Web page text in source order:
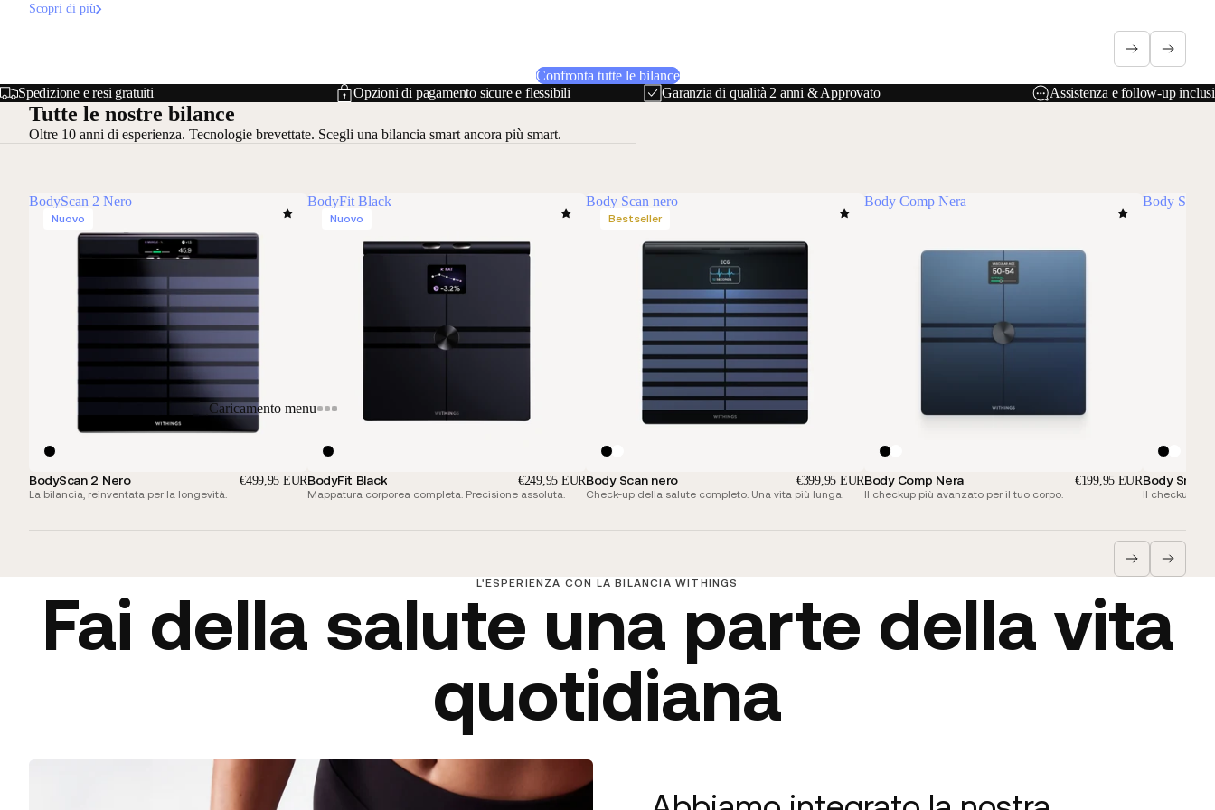
Caricamento menu
Scopri di più
Confronta tutte le bilance
Spedizione e resi gratuiti
Opzioni di pagamento sicure e flessibili Garanzia di qualità 2 anni & Approvato Assistenza e follow-up inclusi
Tutte le nostre bilance
Oltre 10 anni di esperienza. Tecnologie brevettate. Scegli una bilancia smart ancora più smart.
BodyScan 2 Nero
Nuovo
BodyScan 2 Nero €499,95 EUR
La bilancia, reinventata per la longevità.
BodyFit Black
Nuovo
BodyFit Black €249,95 EUR
Mappatura corporea completa. Precisione assoluta.
Body Scan nero
Bestseller
Body Scan nero €399,95 EUR
Check-up della salute completo. Una vita più lunga.
Body Comp Nera
Body Comp Nera €199,95 EUR
Il checkup più avanzato per il tuo corpo.
Body
Body Smart
Il checkup
L'ESPERIENZA CON LA BILANCIA WITHINGS
Fai della salute una parte della vita
quotidiana